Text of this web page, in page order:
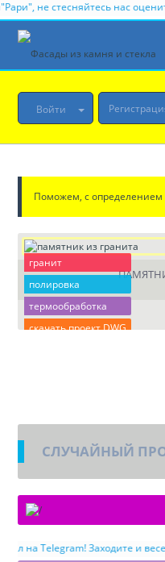
не стесняйтесь нас
Войти
Поможем, с определением
инженерно-технических
проектирования.»
гранит
полировка
термообработка
скачать проект DWG
СЛУЧАЙНЫЙ
на Telegram! Заходите и